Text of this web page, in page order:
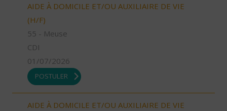
AIDE À DOMICILE ET/OU AUXILIAIRE DE VIE
(H/F)
55 - Meuse
CDI
01/07/2026
POSTULER
AIDE À DOMICILE ET/OU AUXILIAIRE DE VIE